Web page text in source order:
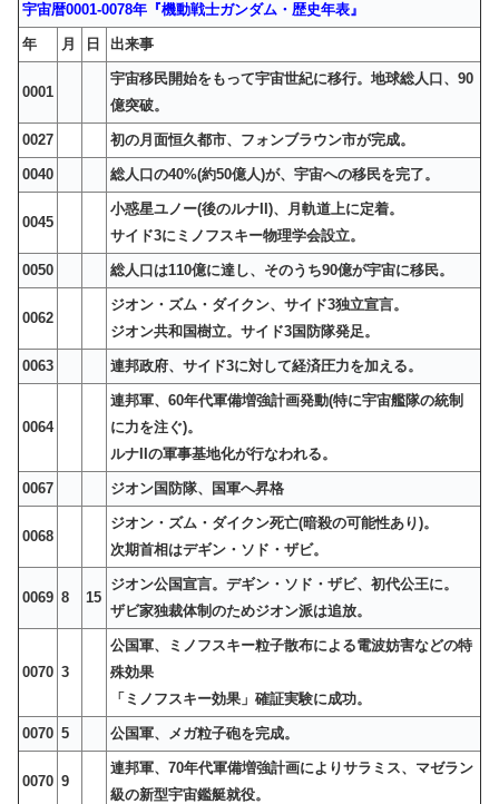
宇宙暦0001-0078年『機動戦士ガンダム・歴史年表』
年 月 日 出来事
0001
宇宙移民開始をもって宇宙世紀に移行。地球総人口、90
億突破。
0027 初の月面恒久都市、フォンブラウン市が完成。
0040 総人口の40%(約50億人)が、宇宙への移民を完了。
0045
小惑星ユノー(後のルナII)、月軌道上に定着。
サイド3にミノフスキー物理学会設立。
0050 総人口は110億に達し、そのうち90億が宇宙に移民。
0062
ジオン・ズム・ダイクン、サイド3独立宣言。
ジオン共和国樹立。サイド3国防隊発足。
0063 連邦政府、サイド3に対して経済圧力を加える。
0064
連邦軍、60年代軍備増強計画発動(特に宇宙艦隊の統制
に力を注ぐ)。
ルナIIの軍事基地化が行なわれる。
0067 ジオン国防隊、国軍へ昇格
0068
ジオン・ズム・ダイクン死亡(暗殺の可能性あり)。
次期首相はデギン・ソド・ザビ。
0069 8 15
ジオン公国宣言。デギン・ソド・ザビ、初代公王に。
ザビ家独裁体制のためジオン派は追放。
0070 3
公国軍、ミノフスキー粒子散布による電波妨害などの特
殊効果
「ミノフスキー効果」確証実験に成功。
0070 5 公国軍、メガ粒子砲を完成。
0070 9
連邦軍、70年代軍備増強計画によりサラミス、マゼラン
級の新型宇宙鑑艇就役。